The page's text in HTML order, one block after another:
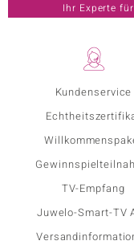
Kundenservice
TV-Empfang
Juwelo-Smart-TV
Ihr Experte